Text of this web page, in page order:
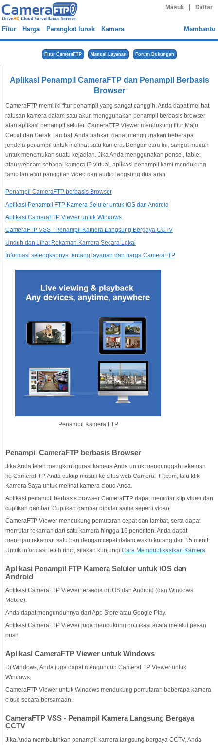
Masuk Daftar
Fitur Harga Perangkat lunak Kamera Membantu
Fitur CameraFTP Manual Layanan Forum Dukungan
Aplikasi Penampil CameraFTP dan Penampil Berbasis
Browser
CameraFTP memiliki fitur penampil yang sangat canggih. Anda dapat melihat
ratusan kamera dalam satu akun menggunakan penampil berbasis browser
atau aplikasi penampil seluler. CameraFTP Viewer mendukung fitur Maju
Cepat dan Gerak Lambat. Anda bahkan dapat menggunakan beberapa
jendela penampil untuk melihat satu kamera. Dengan cara ini, sangat mudah
untuk menemukan suatu kejadian. Jika Anda menggunakan ponsel, tablet,
atau webcam sebagai kamera IP virtual, aplikasi penampil kami mendukung
tampilan atau panggilan video dan audio langsung dua arah.
Penampil CameraFTP berbasis Browser
Aplikasi Penampil FTP Kamera Seluler untuk iOS dan Android
Aplikasi CameraFTP Viewer untuk Windows
CameraFTP VSS - Penampil Kamera Langsung Bergaya CCTV
Unduh dan Lihat Rekaman Kamera Secara Lokal
Informasi selengkapnya tentang layanan dan harga CameraFTP
Penampil Kamera FTP
Penampil CameraFTP berbasis Browser
Jika Anda telah mengkonfigurasi kamera Anda untuk mengunggah rekaman
ke CameraFTP, Anda cukup masuk ke situs web CameraFTP.com, lalu klik
Kamera Saya untuk melihat kamera cloud Anda.
Aplikasi penampil berbasis browser CameraFTP dapat memutar klip video dan
cuplikan gambar. Cuplikan gambar diputar sama seperti video.
CameraFTP Viewer mendukung pemutaran cepat dan lambat, serta dapat
memutar rekaman dari satu kamera hingga 16 penonton. Anda dapat
meninjau rekaman satu hari dengan cepat dalam waktu kurang dari 15 menit.
Untuk informasi lebih rinci, silakan kunjungi Cara Mempublikasikan Kamera.
Aplikasi Penampil FTP Kamera Seluler untuk iOS dan
Android
Aplikasi CameraFTP Viewer tersedia di iOS dan Android (dan Windows
Mobile).
Anda dapat mengunduhnya dari App Store atau Google Play.
Aplikasi CameraFTP Viewer juga mendukung notifikasi acara melalui pesan
push.
Aplikasi CameraFTP Viewer untuk Windows
Di Windows, Anda juga dapat mengunduh CameraFTP Viewer untuk
Windows.
CameraFTP Viewer untuk Windows mendukung pemutaran beberapa kamera
cloud secara bersamaan.
CameraFTP VSS - Penampil Kamera Langsung Bergaya
CCTV
Jika Anda membutuhkan penampil kamera langsung bergaya CCTV, Anda